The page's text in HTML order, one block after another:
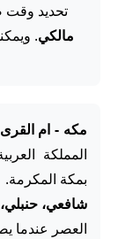
تحديد
مالكي.
مكه - ام
المملكة
بمكة المكرمة.
شافعي،
العصر عندما